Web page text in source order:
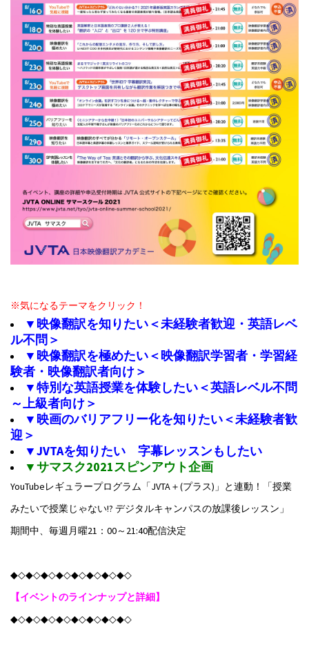
※気になるテーマをクリック！
▼映像翻訳を知りたい＜未経験者歓迎・英語レベ
ル不問＞
▼映像翻訳を極めたい＜映像翻訳学習者・学習経
験者・映像翻訳者向け＞
▼特別な英語授業を体験したい＜英語レベル不問
～上級者向け＞
▼映画のバリアフリー化を知りたい＜未経験者歓
迎＞
▼JVTAを知りたい 字幕レッスンもしたい
▼サマスク2021スピンアウト企画
YouTubeレギュラープログラム「JVTA＋(プラス)」と連動！「授業
みたいで授業じゃない!? デジタルキャンパスの放課後レッスン」
期間中、毎週月曜21：00～21:40配信決定
◆◇◆◇◆◇◆◇◆◇◆◇◆◇◆◇
【イベントのラインナップと詳細】
◆◇◆◇◆◇◆◇◆◇◆◇◆◇◆◇